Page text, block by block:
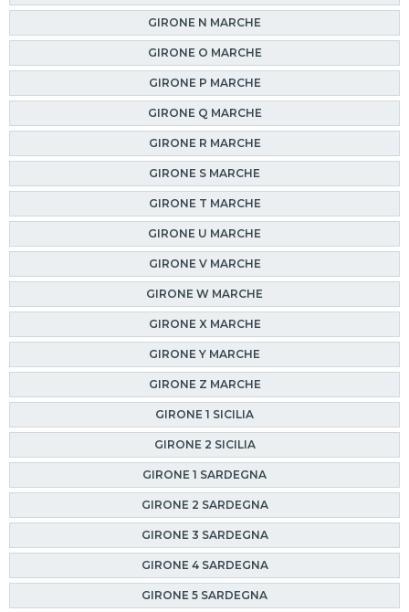
GIRONE N MARCHE
GIRONE O MARCHE
GIRONE P MARCHE
GIRONE Q MARCHE
GIRONE R MARCHE
GIRONE S MARCHE
GIRONE T MARCHE
GIRONE U MARCHE
GIRONE V MARCHE
GIRONE W MARCHE
GIRONE X MARCHE
GIRONE Y MARCHE
GIRONE Z MARCHE
GIRONE 1 SICILIA
GIRONE 2 SICILIA
GIRONE 1 SARDEGNA
GIRONE 2 SARDEGNA
GIRONE 3 SARDEGNA
GIRONE 4 SARDEGNA
GIRONE 5 SARDEGNA